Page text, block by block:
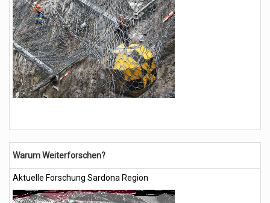
Warum Weiterforschen?
Aktuelle Forschung Sardona Region